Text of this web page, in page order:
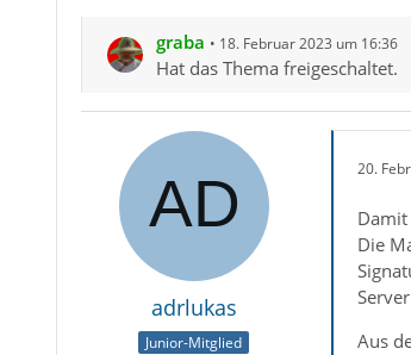
graba 18. Februar 2023 um 16:36
Hat das Thema freigeschaltet.
adrlukas
Junior-Mitglied
20.
Die
Aus